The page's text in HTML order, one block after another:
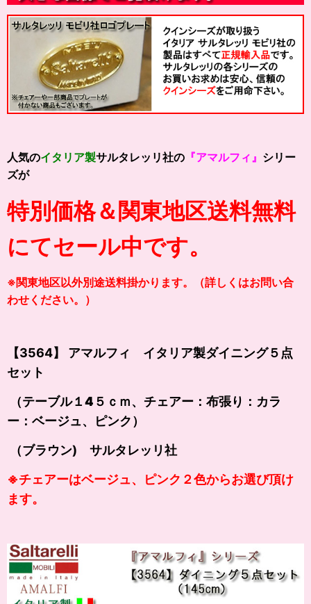
人気のイタリア製サルタレッリ社の 『アマルフィ』 シリー
ズが
特別価格＆関東地区送料無料
にてセール中です。
※関東地区以外別途送料掛かります。（詳しくはお問い合
わせください。）
【3564】 アマルフィ イタリア製ダイニング５点
セット
（テーブル１4５ｃｍ、チェアー：布張り：カラ
ー：ベージュ、ピンク）
（ブラウン) サルタレッリ社
※チェアーはベージュ、ピンク２色からお選び頂け
ます。